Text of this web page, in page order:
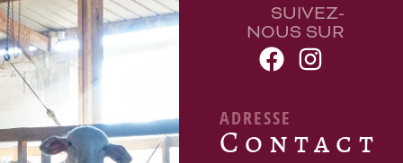
SUIVEZ-
NOUS SUR
ADRESSE
Contact